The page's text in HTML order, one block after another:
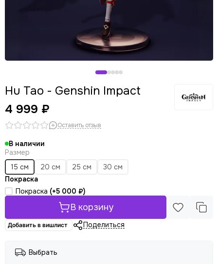
Hu Tao - Genshin Impact
4 999 ₽
Оставить отзыв
В наличии
Размер
15 см
20 см 25 см
30 см
Покраска
Покраска (+5 000 ₽)
В корзину
Добавить в вишлист Поделиться
Выбрать